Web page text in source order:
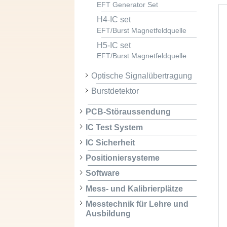
EFT Generator Set
H4-IC set
EFT/Burst Magnetfeldquelle
H5-IC set
EFT/Burst Magnetfeldquelle
Optische Signalübertragung
Burstdetektor
PCB-Störaussendung
IC Test System
IC Sicherheit
Positioniersysteme
Software
Mess- und Kalibrierplätze
Messtechnik für Lehre und
Ausbildung